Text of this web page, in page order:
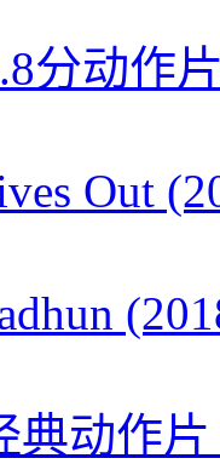
分动作
Out
典动作